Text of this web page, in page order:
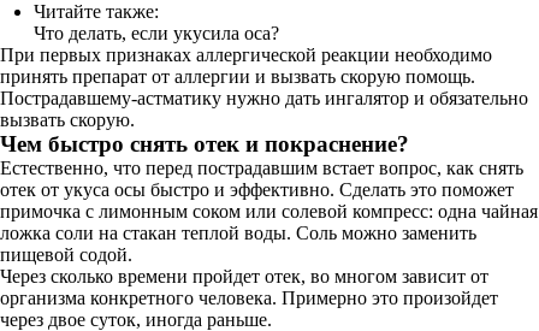
Читайте также:
Что делать, если укусила оса?
При первых признаках аллергической реакции необходимо
принять препарат от аллергии и вызвать скорую помощь.
Пострадавшему-астматику нужно дать ингалятор и обязательно
вызвать скорую.
Чем быстро снять отек и покраснение?
Естественно, что перед пострадавшим встает вопрос, как снять
отек от укуса осы быстро и эффективно. Сделать это поможет
примочка с лимонным соком или солевой компресс: одна чайная
ложка соли на стакан теплой воды. Соль можно заменить
пищевой содой.
Через сколько времени пройдет отек, во многом зависит от
организма конкретного человека. Примерно это произойдет
через двое суток, иногда раньше.